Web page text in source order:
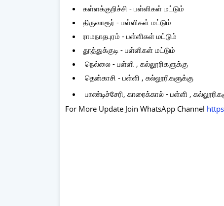
கள்ளக்குறிச்சி - பள்ளிகள் மட்டும்
திருவாரூர் - பள்ளிகள் மட்டும்
ராமநாதபுரம் - பள்ளிகள் மட்டும்
தூத்துக்குடி - பள்ளிகள் மட்டும்
நெல்லை - பள்ளி , கல்லூரிகளுக்கு
தென்காசி - பள்ளி , கல்லூரிகளுக்கு
பாண்டிச்சேரி, காரைக்கால் - பள்ளி ,
For More Update Join WhatsApp Channel